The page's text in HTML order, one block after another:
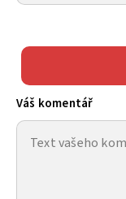
Váš komentář